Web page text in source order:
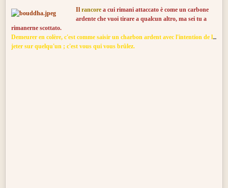
Il rancore a cui rimani attaccato è come un carbone
ardente che vuoi tirare a qualcun altro, ma sei tu a
rimanerne scottato.
Demeurer en colère, c'est comme saisir un charbon ardent avec l'intention de le
jeter sur quelqu'un ; c'est vous qui vous brûlez.